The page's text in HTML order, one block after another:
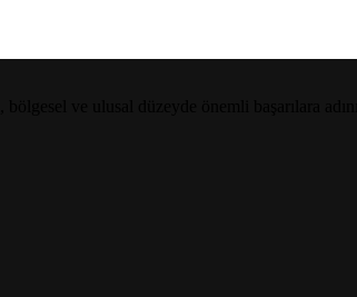
ve ulusal düzeyde önemli başarılara